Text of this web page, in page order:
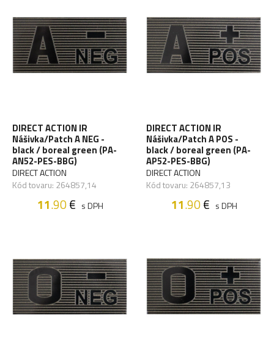
DIRECT ACTION IR
Nášivka/Patch A NEG -
black / boreal green (PA-
AN52-PES-BBG)
DIRECT ACTION
Kód tovaru: 264857,14
11.90€ s DPH
DIRECT ACTION IR
Nášivka/Patch A POS -
black / boreal green (PA-
AP52-PES-BBG)
DIRECT ACTION
Kód tovaru: 264857,13
11.90€ s DPH